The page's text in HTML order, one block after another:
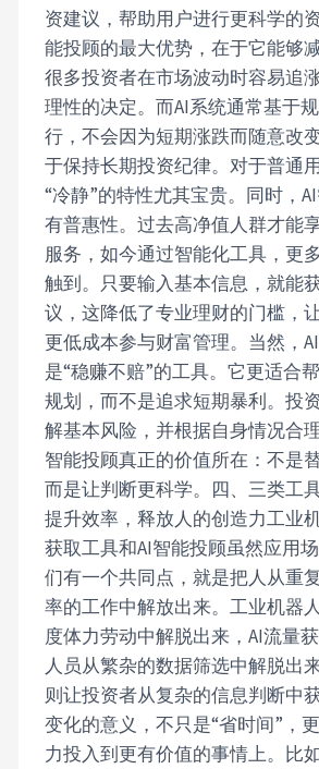
资建议，帮助用户进行更科学的
能投顾的最大优势，在于它能够
很多投资者在市场波动时容易追
理性的决定。而AI系统通常基于
行，不会因为短期涨跌而随意改
于保持长期投资纪律。对于普通
“冷静”的特性尤其宝贵。同时，
有普惠性。过去高净值人群才能
服务，如今通过智能化工具，更
触到。只要输入基本信息，就能
议，这降低了专业理财的门槛，
更低成本参与财富管理。当然，
是“稳赚不赔”的工具。它更适合
规划，而不是追求短期暴利。投
解基本风险，并根据自身情况合
智能投顾真正的价值所在：不是
而是让判断更科学。四、三类工
提升效率，释放人的创造力工业
获取工具和AI智能投顾虽然应用
们有一个共同点，就是把人从重
率的工作中解放出来。工业机器
度体力劳动中解脱出来，AI流量
人员从繁杂的数据筛选中解脱出
则让投资者从复杂的信息判断中
变化的意义，不只是“省时间”，
力投入到更有价值的事情上。比